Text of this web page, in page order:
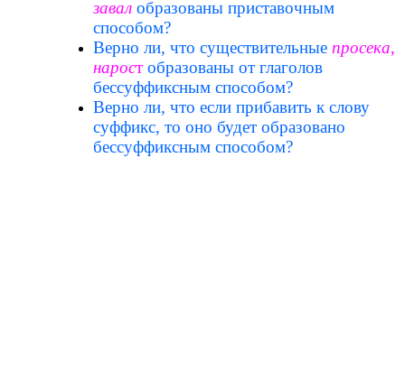
завал образованы приставочным
способом?
Верно ли, что существительные просека,
нарост образованы от глаголов
бессуффиксным способом?
Верно ли, что если прибавить к слову
суффикс, то оно будет образовано
бессуффиксным способом?